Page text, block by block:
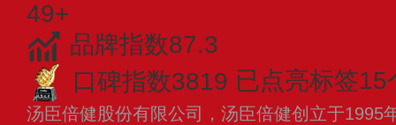
49+
品牌指数87.3
口碑指数3819 已点亮标签15
汤臣倍健股份有限公司，汤臣倍健创立于1995